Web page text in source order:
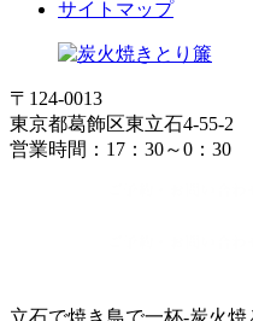
サイトマップ
〒124-0013
東京都葛飾区東立石4-55-2
営業時間：17：30～0：30
立石で焼き鳥で一杯-炭火